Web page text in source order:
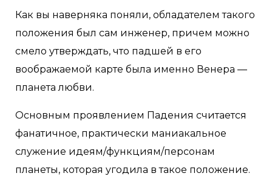
Как вы наверняка поняли, обладателем такого
положения был сам инженер, причем можно
смело утверждать, что падшей в его
воображаемой карте была именно Венера —
планета любви.
Основным проявлением Падения считается
фанатичное, практически маниакальное
служение идеям/функциям/персонам
планеты, которая угодила в такое положение.